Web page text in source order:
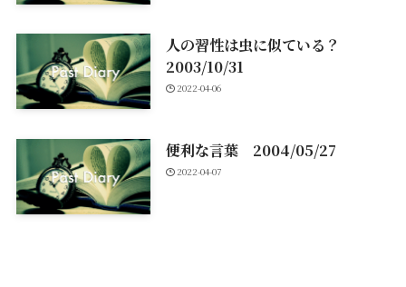
人の習性は虫に似ている？
2003/10/31
2022-04-06
便利な言葉 2004/05/27
2022-04-07